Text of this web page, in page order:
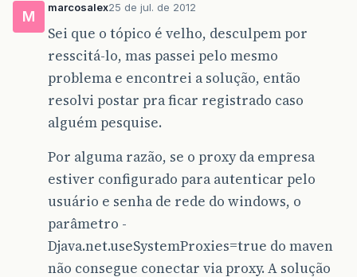
M
marcosalex25 de jul. de 2012
Sei que o tópico é velho, desculpem por
resscitá-lo, mas passei pelo mesmo
problema e encontrei a solução, então
resolvi postar pra ficar registrado caso
alguém pesquise.
Por alguma razão, se o proxy da empresa
estiver configurado para autenticar pelo
usuário e senha de rede do windows, o
parâmetro -
Djava.net.useSystemProxies=true do maven
não consegue conectar via proxy. A solução